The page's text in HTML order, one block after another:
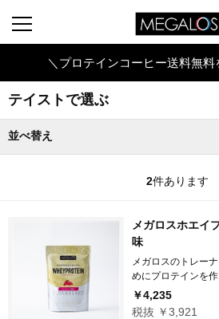
＼プロテインコーヒー送料無料
テイストで選ぶ
並べ替え
2件あります
メガロスホエイ
味
メガロスのトレー
めにプロテインを作
￥4,235
税抜 ￥3,921